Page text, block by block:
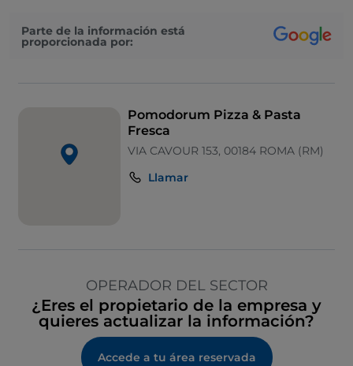
Parte de la información está
proporcionada por:
Pomodorum Pizza & Pasta
Fresca
VIA CAVOUR 153, 00184 ROMA (RM)
Llamar
OPERADOR DEL SECTOR
¿Eres el propietario de la empresa y
quieres actualizar la información?
Accede a tu área reservada